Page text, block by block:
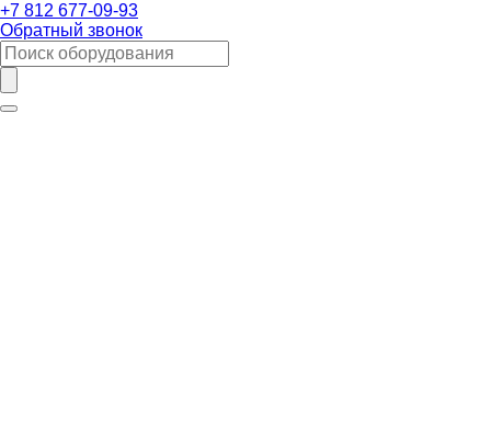
+7 812 677-09-93
Обратный звонок